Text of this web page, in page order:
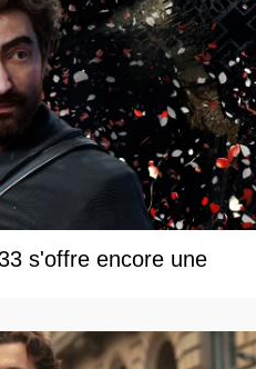
s'offre encore une